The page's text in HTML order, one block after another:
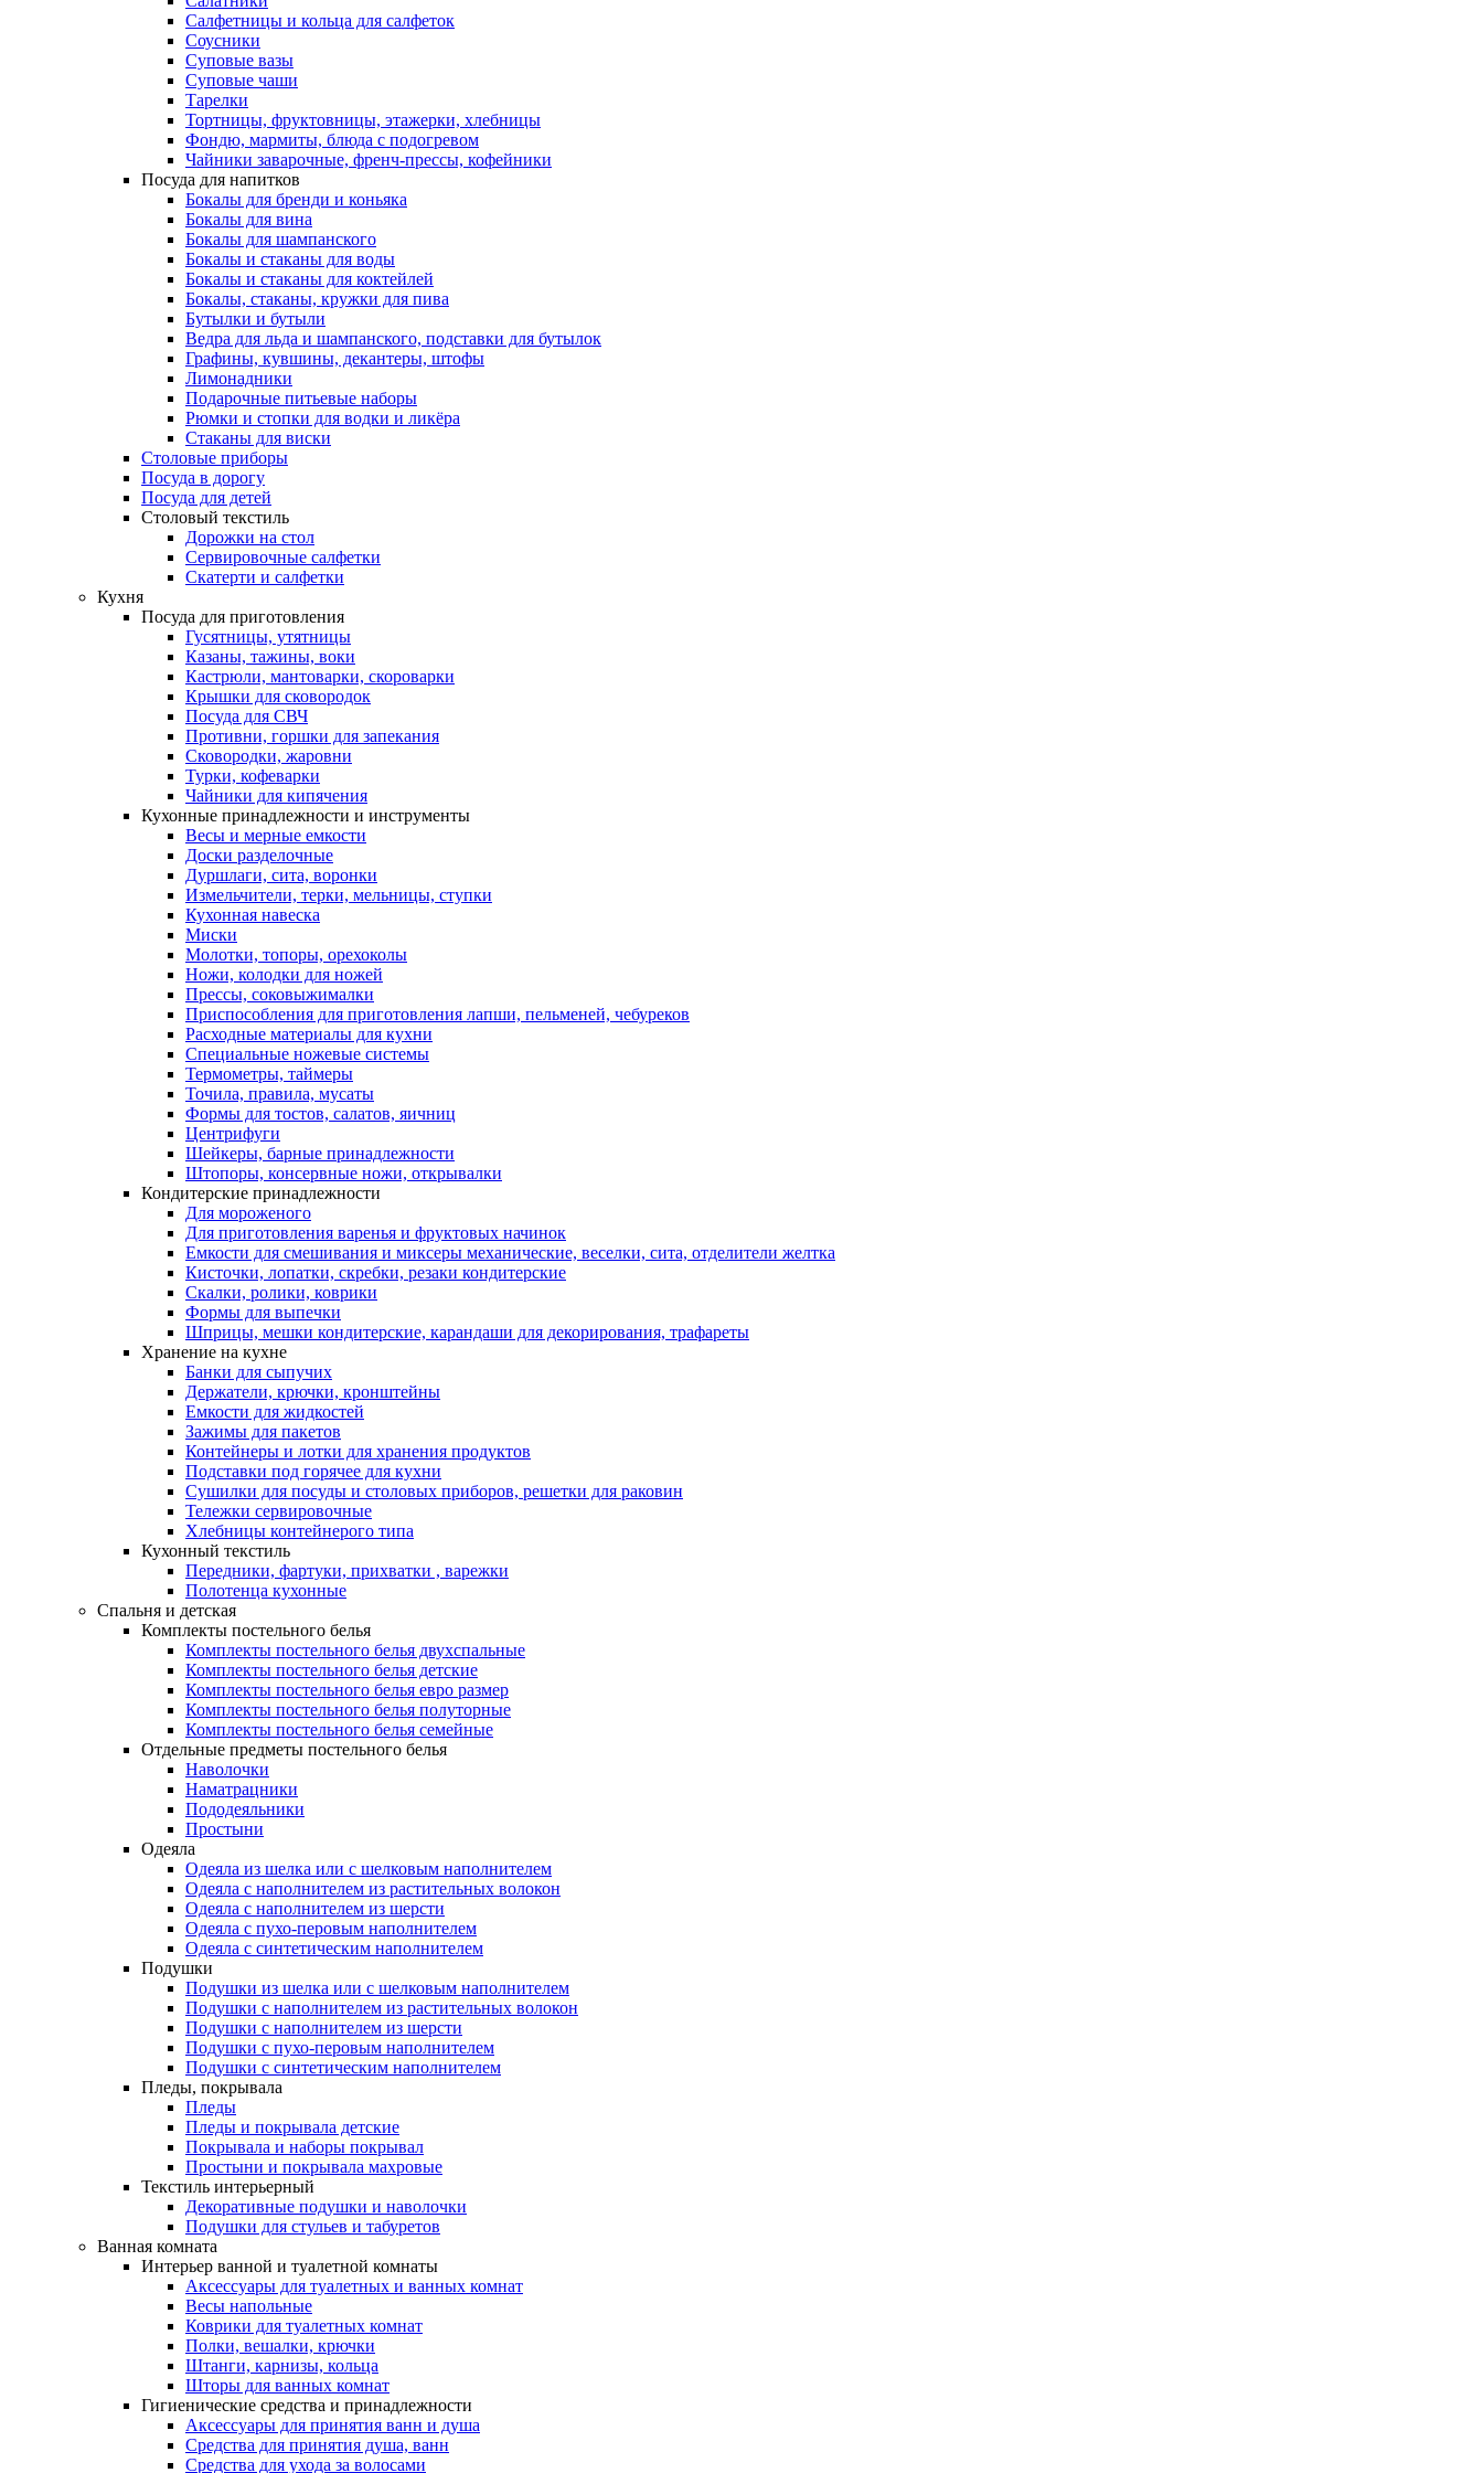
Салфетницы и кольца для салфеток
Соусники
Суповые вазы
Суповые чаши
Тарелки
Тортницы, фруктовницы, этажерки, хлебницы
Фондю, мармиты, блюда с подогревом
Чайники заварочные, френч-прессы, кофейники
Посуда для напитков
Бокалы для бренди и коньяка
Бокалы для вина
Бокалы для шампанского
Бокалы и стаканы для воды
Бокалы и стаканы для коктейлей
Бокалы, стаканы, кружки для пива
Бутылки и бутыли
Ведра для льда и шампанского, подставки для бутылок
Графины, кувшины, декантеры, штофы
Лимонадники
Подарочные питьевые наборы
Рюмки и стопки для водки и ликёра
Стаканы для виски
Столовые приборы
Посуда в дорогу
Посуда для детей
Столовый текстиль
Дорожки на стол
Сервировочные салфетки
Скатерти и салфетки
Кухня
Посуда для приготовления
Гусятницы, утятницы
Казаны, тажины, воки
Кастрюли, мантоварки, скороварки
Крышки для сковородок
Посуда для СВЧ
Противни, горшки для запекания
Сковородки, жаровни
Турки, кофеварки
Чайники для кипячения
Кухонные принадлежности и инструменты
Весы и мерные емкости
Доски разделочные
Дуршлаги, сита, воронки
Измельчители, терки, мельницы, ступки
Кухонная навеска
Миски
Молотки, топоры, орехоколы
Ножи, колодки для ножей
Прессы, соковыжималки
Приспособления для приготовления лапши, пельменей, чебуреков
Расходные материалы для кухни
Специальные ножевые системы
Термометры, таймеры
Точила, правила, мусаты
Формы для тостов, салатов, яичниц
Центрифуги
Шейкеры, барные принадлежности
Штопоры, консервные ножи, открывалки
Кондитерские принадлежности
Для мороженого
Для приготовления варенья и фруктовых начинок
Емкости для смешивания и миксеры механические, веселки, сита, отделители желтка
Кисточки, лопатки, скребки, резаки кондитерские
Скалки, ролики, коврики
Формы для выпечки
Шприцы, мешки кондитерские, карандаши для декорирования, трафареты
Хранение на кухне
Банки для сыпучих
Держатели, крючки, кронштейны
Емкости для жидкостей
Зажимы для пакетов
Контейнеры и лотки для хранения продуктов
Подставки под горячее для кухни
Сушилки для посуды и столовых приборов, решетки для раковин
Тележки сервировочные
Хлебницы контейнерого типа
Кухонный текстиль
Передники, фартуки, прихватки , варежки
Полотенца кухонные
Спальня и детская
Комплекты постельного белья
Комплекты постельного белья двухспальные
Комплекты постельного белья детские
Комплекты постельного белья евро размер
Комплекты постельного белья полуторные
Комплекты постельного белья семейные
Отдельные предметы постельного белья
Наволочки
Наматрацники
Пододеяльники
Простыни
Одеяла
Одеяла из шелка или с шелковым наполнителем
Одеяла с наполнителем из растительных волокон
Одеяла с наполнителем из шерсти
Одеяла с пухо-перовым наполнителем
Одеяла с синтетическим наполнителем
Подушки
Подушки из шелка или с шелковым наполнителем
Подушки с наполнителем из растительных волокон
Подушки с наполнителем из шерсти
Подушки с пухо-перовым наполнителем
Подушки с синтетическим наполнителем
Пледы, покрывала
Пледы
Пледы и покрывала детские
Покрывала и наборы покрывал
Простыни и покрывала махровые
Текстиль интерьерный
Декоративные подушки и наволочки
Подушки для стульев и табуретов
Ванная комната
Интерьер ванной и туалетной комнаты
Аксессуары для туалетных и ванных комнат
Весы напольные
Коврики для туалетных комнат
Полки, вешалки, крючки
Штанги, карнизы, кольца
Шторы для ванных комнат
Гигиенические средства и принадлежности
Аксессуары для принятия ванн и душа
Средства для принятия душа, ванн
Средства для ухода за волосами